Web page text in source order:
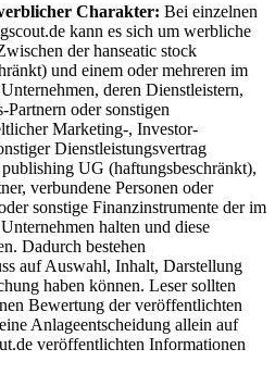
Charakter: Bei einzelnen
kann es sich um werbliche
der hanseatic stock
und einem oder mehreren im
deren Dienstleistern,
oder sonstigen
Marketing-, Investor-
Dienstleistungsvertrag
UG (haftungsbeschränkt),
verbundene Personen oder
sonstige Finanzinstrumente der im
halten und diese
Dadurch bestehen
auf Auswahl, Inhalt, Darstellung
haben können. Leser sollten
Bewertung der veröffentlichten
Anlageentscheidung allein auf
veröffentlichten Informationen